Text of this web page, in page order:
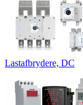
Lastafbrydere, DC